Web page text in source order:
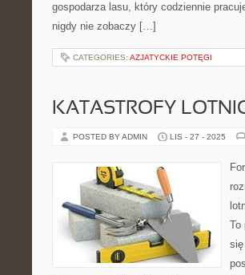
gospodarza lasu, który codziennie
nigdy nie zobaczy […]
CATEGORIES: AZJATYCKIE POTĘGI
KATASTROFY
POSTED BY ADMIN LIS - 27 - 2025
To